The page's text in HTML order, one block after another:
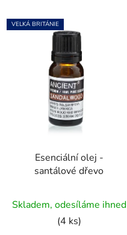
VELKÁ BRITÁNIE
Esenciální olej -
santálové dřevo
hodnocení
produktu
Skladem, odesíláme ihned
(4 ks)